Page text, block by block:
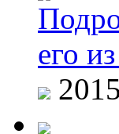
его